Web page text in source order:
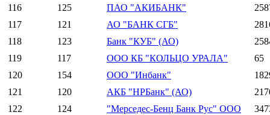
116
125 ПАО "АКИБАНК"
117
121 АО "БАНК СГБ"
118
123 Банк "КУБ" (АО)
119
117 ООО КБ "КОЛЬЦО УРАЛА"
65
120
154 ООО "Инбанк"
121
120 АКБ "НРБанк" (АО)
122
124 "Мерседес-Бенц Банк Рус" ООО